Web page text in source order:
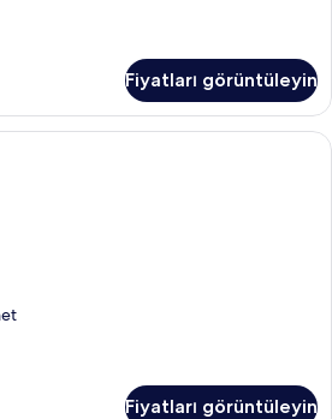
Fiyatları görüntüleyin
Masa, güneşlik/perde, ücretsiz
Fiyatları görüntüleyin